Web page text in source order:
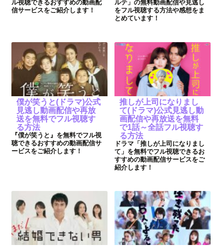
ル視聴できるおすすめの動画配
信サービスをご紹介します！
ルテ」の無料動画配信や見逃し
をフル視聴する方法や感想をま
とめています！
僕が笑うと(ドラマ)公式
見逃し動画配信や再放
送を無料でフル視聴す
る方法
『僕が笑うと』を無料でフル視
聴できるおすすめの動画配信サ
ービスをご紹介します！
推しが上司になりまし
て(ドラマ)公式見逃し動
画配信や再放送を無料
で1話～全話フル視聴す
る方法
ドラマ「推しが上司になりまし
て」を無料でフル視聴できるお
すすめの動画配信サービスをご
紹介します！